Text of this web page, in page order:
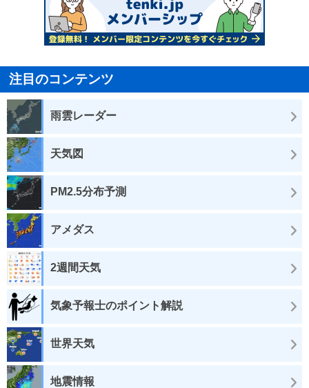
注目のコンテンツ
雨雲レーダー
天気図
PM2.5分布予測
アメダス
2週間天気
気象予報士のポイント解説
世界天気
地震情報